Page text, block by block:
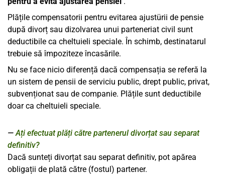
Plățile compensatorii pentru evitarea ajustürii de pensie
după divorț sau dizolvarea unui parteneriat civil sunt
deductibile ca cheltuieli speciale. În schimb, destinatarul
trebuie să împoziteze încasările.
Nu se face nicio diferență dacă compensația se referă la
un sistem de pensii de serviciu public, drept public, privat,
subvenționat sau de companie. Plățile sunt deductibile
doar ca cheltuieli speciale.
Ați efectuat plăți către partenerul divorțat sau separat
definitiv?
Dacă sunteți divorțat sau separat definitiv, pot apărea
obligații de plată către (fostul) partener.